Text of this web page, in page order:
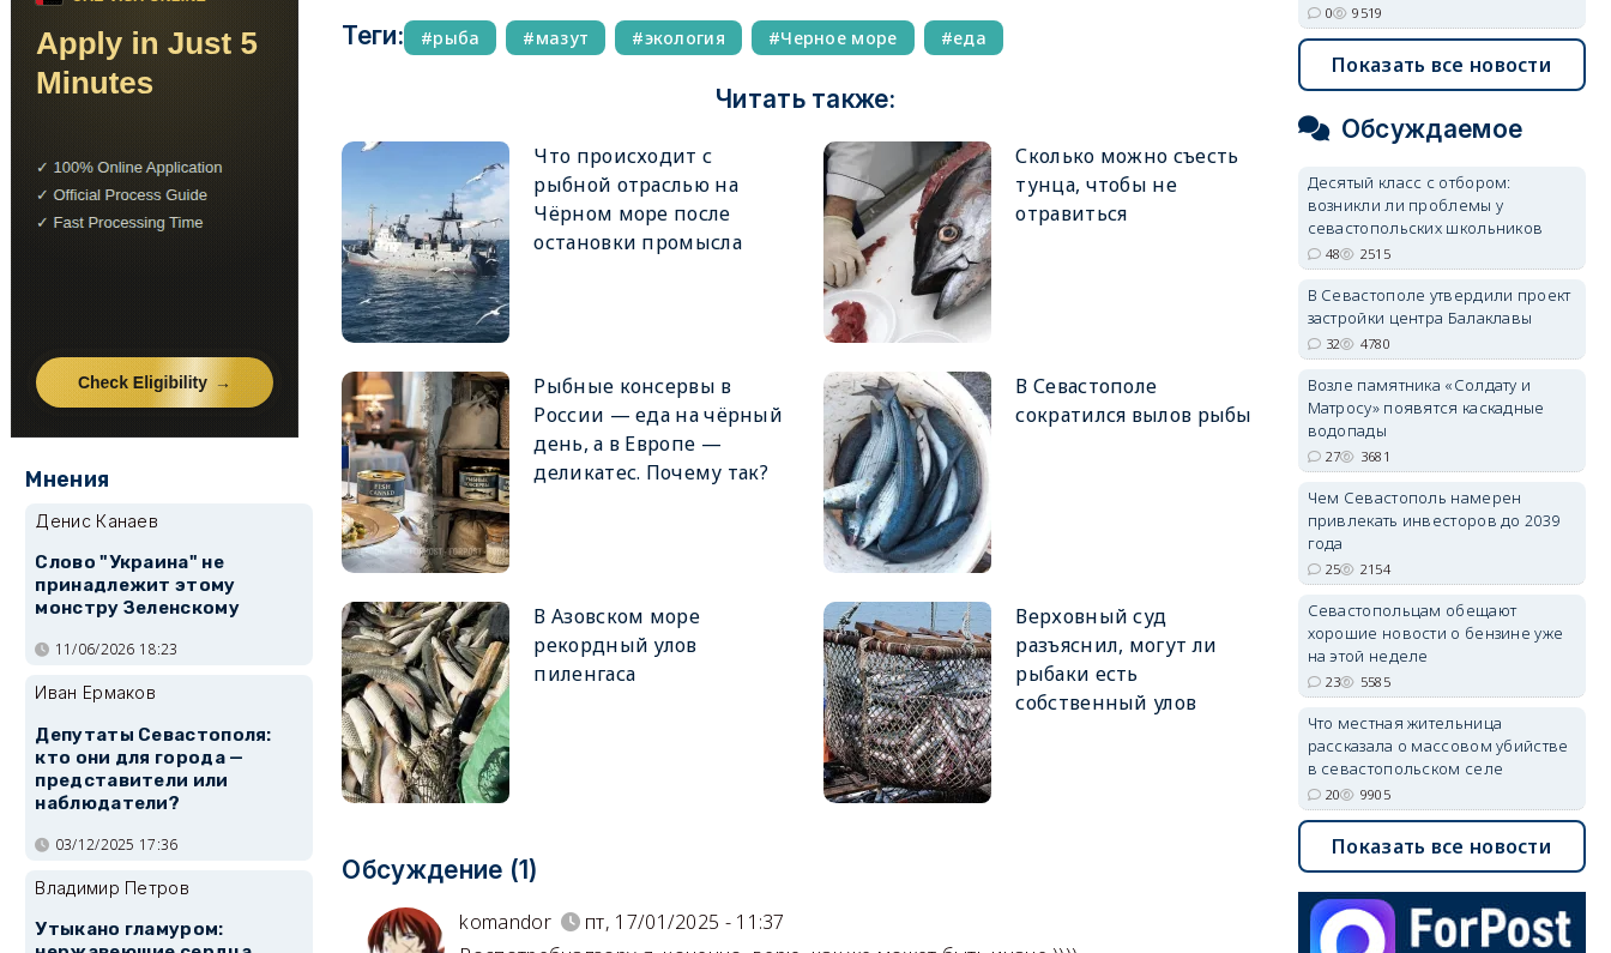
Теги: рыба мазут экология Черное море еда
Читать также:
Что происходит с
рыбной отраслью на
Чёрном море после
остановки промысла
Сколько можно съесть
тунца, чтобы не
отравиться
Рыбные консервы в
России — еда на чёрный
день, а в Европе —
деликатес. Почему так?
В Севастополе
сократился вылов рыбы
В Азовском море
рекордный улов
пиленгаса
Верховный суд
разъяснил, могут ли
рыбаки есть
собственный улов
Обсуждение (1)
komandor
пт, 17/01/2025 - 11:37
Мнения
Денис Канаев
Слово "Украина" не
принадлежит этому
монстру Зеленскому
11/06/2026 18:23
Иван Ермаков
Депутаты Севастополя:
кто они для города —
представители или
наблюдатели?
03/12/2025 17:36
Владимир Петров
Утыкано гламуром:
0 9519
Показать все новости
Обсуждаемое
Десятый класс с отбором:
возникли ли проблемы у
севастопольских школьников
48 2515
В Севастополе утвердили проект
застройки центра Балаклавы
32 4780
Возле памятника «Солдату и
Матросу» появятся каскадные
водопады
27 3681
Чем Севастополь намерен
привлекать инвесторов до 2039
года
25 2154
Севастопольцам обещают
хорошие новости о бензине уже
на этой неделе
23 5585
Что местная жительница
рассказала о массовом убийстве
в севастопольском селе
20 9905
Показать все новости